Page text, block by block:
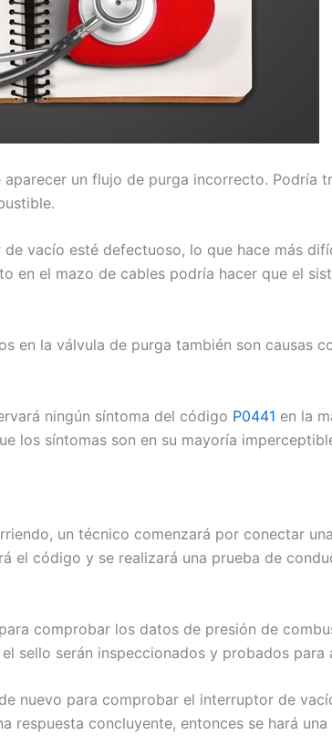
un flujo de purga incorrecto. Podría
vacío esté defectuoso, lo que hace más
en el mazo de cables podría hacer que el
en la válvula de purga también son causas
ningún síntoma del código P0441 en la
los síntomas son en su mayoría
un técnico comenzará por conectar
el código y se realizará una prueba de
comprobar los datos de presión de
sello serán inspeccionados y probados
nuevo para comprobar el interruptor de
respuesta concluyente, entonces se hará